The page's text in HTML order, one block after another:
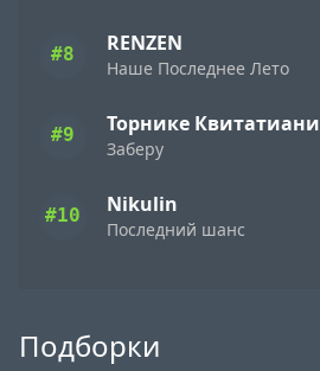
#8 RENZEN
Наше Последнее Лето
#9 Торнике Квитатиани
Заберу
#10 Nikulin
Последний шанс
Подборки